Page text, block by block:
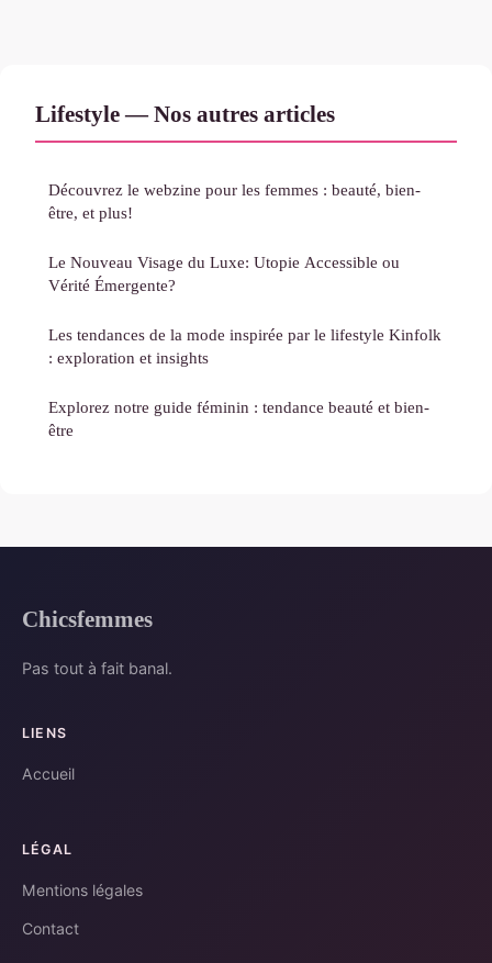
Lifestyle — Nos autres articles
Découvrez le webzine pour les femmes : beauté, bien-
être, et plus!
Le Nouveau Visage du Luxe: Utopie Accessible ou
Vérité Émergente?
Les tendances de la mode inspirée par le lifestyle Kinfolk
: exploration et insights
Explorez notre guide féminin : tendance beauté et bien-
être
Chicsfemmes
Pas tout à fait banal.
LIENS
Accueil
LÉGAL
Mentions légales
Contact